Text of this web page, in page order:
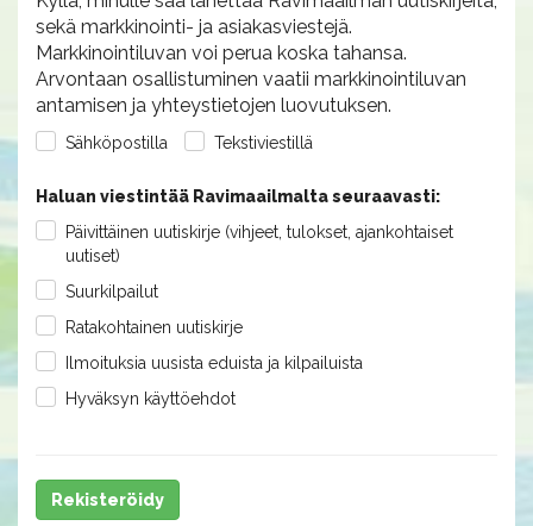
sekä markkinointi- ja asiakasviestejä.
Markkinointiluvan voi perua koska tahansa.
Arvontaan osallistuminen vaatii markkinointiluvan
antamisen ja yhteystietojen luovutuksen.
Sähköpostilla Tekstiviestillä
Haluan viestintää Ravimaailmalta seuraavasti:
Päivittäinen uutiskirje (vihjeet, tulokset, ajankohtaiset
uutiset)
Suurkilpailut
Ratakohtainen uutiskirje
Ilmoituksia uusista eduista ja kilpailuista
Hyväksyn käyttöehdot
Rekisteröidy